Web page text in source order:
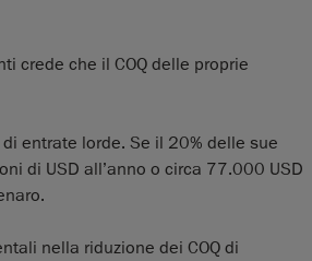
crede che il COQ delle proprie
entrate lorde. Se il 20% delle sue
di USD all’anno o circa 77.000 USD
nella riduzione dei COQ di